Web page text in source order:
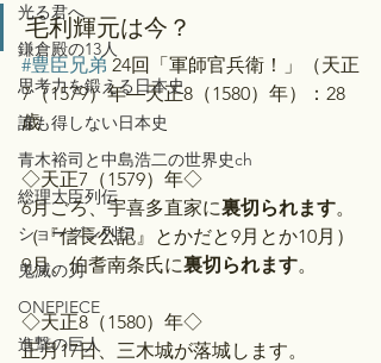
光る君へ
鎌倉殿の13人
思考力を鍛える日本史
誰も得しない日本史
青木裕司と中島浩二の世界史ch
総理大臣列伝
ショーグン列伝
鬼滅の刃
ONEPIECE
進撃の巨人
毛利輝元は今？
#豊臣兄弟 24回「軍師官兵衛！」（天正
7（1579）年―天正8（1580）年）：28
歳
◇天正7（1579）年◇
6月ごろ、宇喜多直家に裏切られます。
（『信長公記』とかだと9月とか10月）
9月、伯耆南条氏に裏切られます。
◇天正8（1580）年◇
正月17日、三木城が落城します。